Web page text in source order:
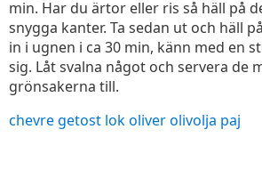
min. Har du ärtor eller ris så häll på
snygga kanter. Ta sedan ut och häll
in i ugnen i ca 30 min, känn med en
sig. Låt svalna något och servera de
grönsakerna till.
chevregetost lokoliverolivolja paj